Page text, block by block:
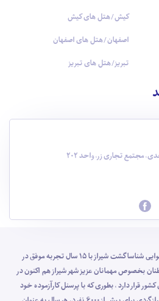
کیش/هتل های کیش
اصفهان/هتل های اصفهان
تبریز/هتل های تبریز
مجتمع تجاری زر، واحد 202
شرکت خدمات گردشگری و مسافرت هوایی شناسا گشت شیراز با 15 سال تجربه موفق در
بخصوص مهمانان عزیز شهر شیراز هم اکنون در
قرار دارد ، بطوری که با پرسنل کارآزموده خود